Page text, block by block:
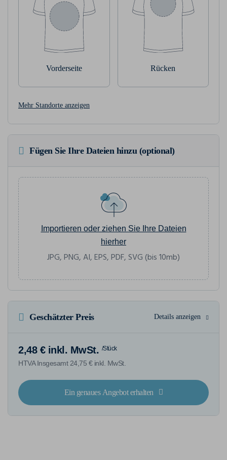
Vorderseite Rücken
Mehr Standorte anzeigen
Fügen Sie Ihre Dateien hinzu (optional)
Importieren oder ziehen Sie Ihre Dateien
hierher
JPG, PNG, AI, EPS, PDF, SVG (bis 10mb)
Geschätzter Preis Details anzeigen
2,48 € inkl. MwSt. /Stück
HTVA Insgesamt 24,75 € inkl. MwSt.
Ein genaues Angebot erhalten